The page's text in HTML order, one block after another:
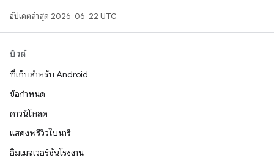
อัปเดตล่าสุด 2026-06-22 UTC
บิวด์
ที่เก็บสำหรับ Android
ข้อกำหนด
ดาวน์โหลด
แสดงพรีวิวไบนารี
อิมเมจเวอร์ชันโรงงาน